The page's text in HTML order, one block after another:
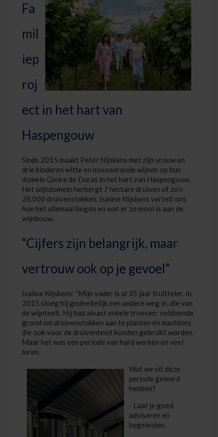
Fa
mil
iep
roj
ect in het hart van
Haspengouw
Sinds 2015 maakt Peter Nijskens met zijn vrouw en
drie kinderen witte en mousserende wijnen op hun
domein Gloire de Duras in het hart van Haspengouw.
Het wijndomein herbergt 7 hectare druiven of zo’n
28.000 druivenstokken. Isaline Nijskens vertelt ons
hoe het allemaal begon en wat er zo mooi is aan de
wijnbouw.
“Cijfers zijn belangrijk, maar
vertrouw ook op je gevoel”
Isaline Nijskens: “Mijn vader is al 35 jaar fruitteler. In
2015 sloeg hij gedeeltelijk een andere weg in, die van
de wijnteelt. Hij had alvast enkele troeven: voldoende
grond om druivenstokken aan te planten én machines
die ook voor de druiventeelt konden gebruikt worden.
Maar het was een periode van hard werken en veel
leren.
Wat we uit deze
periode geleerd
hebben?
- Laat je goed
adviseren en
begeleiden.